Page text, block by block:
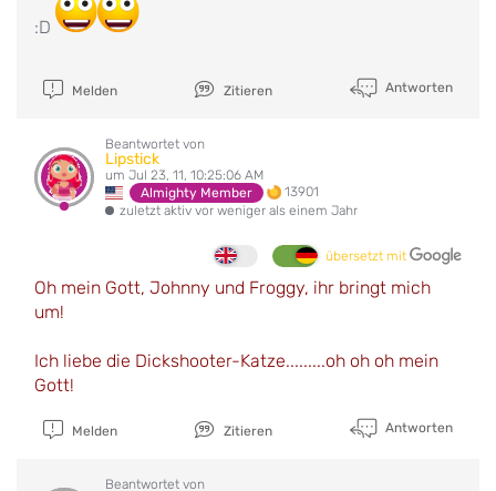
:D
Melden Zitieren Antworten
Beantwortet von
Lipstick
um Jul 23, 11, 10:25:06 AM
Almighty Member
13901
zuletzt aktiv vor weniger als einem Jahr
übersetzt mit
Oh mein Gott, Johnny und Froggy, ihr bringt mich
um!
Ich liebe die Dickshooter-Katze.........oh oh oh mein
Gott!
Melden Zitieren Antworten
Beantwortet von